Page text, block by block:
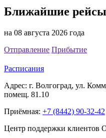
Ближайшие рейсы
на 08 августа 2026 года
Отправление Прибытие
Расписания
Адрес: г. Волгоград, ул.
помещ. 81.10
Приёмная: +7 (8442) 90-32-42
Центр поддержки